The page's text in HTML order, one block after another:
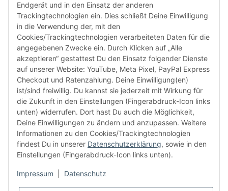
Endgerät und in den Einsatz der anderen
Trackingtechnologien ein. Dies schließt Deine Einwilligung
in die Verwendung der, mit den
Cookies/Trackingtechnologien verarbeiteten Daten für die
angegebenen Zwecke ein. Durch Klicken auf „Alle
akzeptieren“ gestattest Du den Einsatz folgender Dienste
auf unserer Website: YouTube, Meta Pixel, PayPal Express
Checkout und Ratenzahlung. Deine Einwilligung(en)
ist/sind freiwillig. Du kannst sie jederzeit mit Wirkung für
die Zukunft in den Einstellungen (Fingerabdruck-Icon links
unten) widerrufen. Dort hast Du auch die Möglichkeit,
Deine Einwilligungen zu ändern und anzupassen. Weitere
Informationen zu den Cookies/Trackingtechnologien
findest Du in unserer Datenschutzerklärung, sowie in den
Einstellungen (Fingerabdruck-Icon links unten).
Impressum Datenschutz
Bitte habe Verständnis dafür, dass Du uns ausschließlich zu
den oben genannten Geschäftszeiten telefonisch
kontaktieren kannst.
facebookyoutubeinstagram
tiktok
Informationen
Kundenservice
Mehr von Audiolith